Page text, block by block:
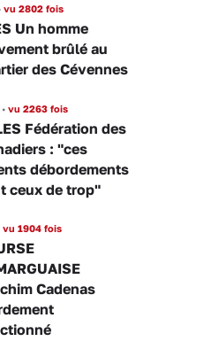
vu 2802 fois
Un homme
brûlé au
des Cévennes
• vu 2263 fois
Fédération des
: "ces
débordements
ceux de trop"
vu 1904 fois
Cadenas